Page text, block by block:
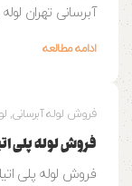
آبرسانی تهران
ادامه مطالعه
فروش لوله آبرسانی,
فروش لوله پلی
فروش لوله پلی